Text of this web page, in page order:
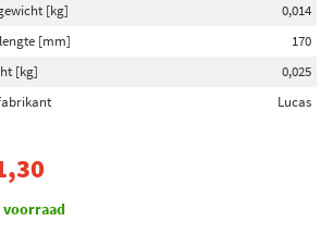
(7)
[kg]
0,014
[mm]
170
[kg]
0,025
Lucas
voorraad